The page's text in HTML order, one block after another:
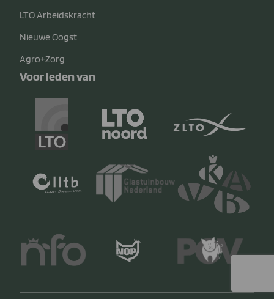
LTO Arbeidskracht
Nieuwe Oogst
Agro+Zorg
Voor leden van